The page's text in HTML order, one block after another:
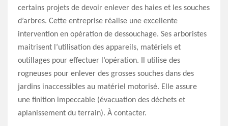
certains projets de devoir enlever des haies et les souches
d’arbres. Cette entreprise réalise une excellente
intervention en opération de dessouchage. Ses arboristes
maitrisent l’utilisation des appareils, matériels et
outillages pour effectuer l’opération. Il utilise des
rogneuses pour enlever des grosses souches dans des
jardins inaccessibles au matériel motorisé. Elle assure
une finition impeccable (évacuation des déchets et
aplanissement du terrain). À contacter.